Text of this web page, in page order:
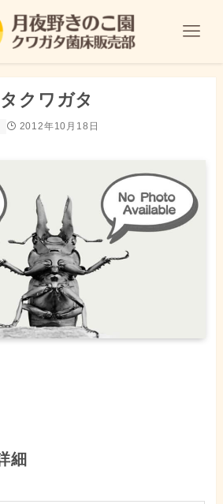
クワガタ
2012年10月18日
細